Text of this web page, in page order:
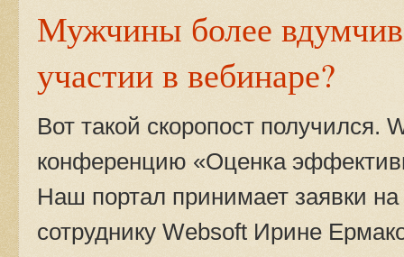
Мужчины более
участии в вебинаре?
Вот такой скоропост получился.
конференцию «Оценка
Наш портал принимает заявки
сотруднику Websoft Ирине